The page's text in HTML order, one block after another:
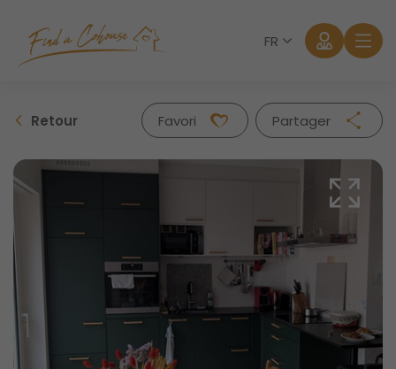
FR
Se connecter
Mot de passe oublié?
Retour Favori
Partager
Facebook
Twitter
Whatsapp
Mail